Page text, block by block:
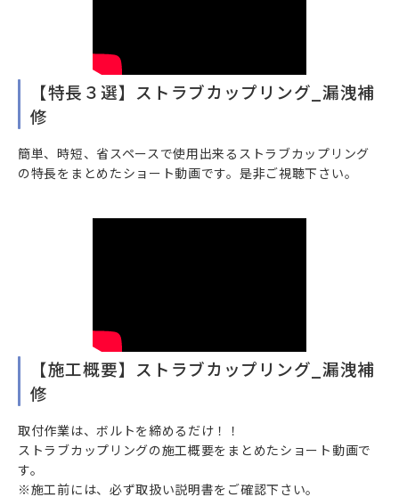
【特長３選】ストラブカップリング_漏洩補
修
簡単、時短、省スペースで使用出来るストラブカップリング
の特長をまとめたショート動画です。是非ご視聴下さい。
【施工概要】ストラブカップリング_漏洩補
修
取付作業は、ボルトを締めるだけ！！
ストラブカップリングの施工概要をまとめたショート動画で
す。
※施工前には、必ず取扱い説明書をご確認下さい。